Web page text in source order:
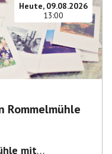
Heute, 09.08.2026
13:00
Rommelmühle
mit